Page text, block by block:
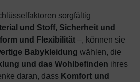
sorgfältig
und Stoff, Sicherheit und
und Flexibilität –, können sie
Babykleidung wählen, die
und das Wohlbefinden ihres
daran, dass Komfort und